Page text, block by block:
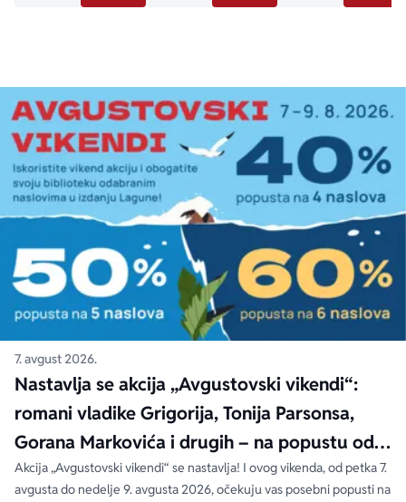
7. avgust 2026.
Nastavlja se akcija „Avgustovski vikendi“:
romani vladike Grigorija, Tonija Parsonsa,
Gorana Markovića i drugih – na popustu od
čak 40, 50 i 60%
Akcija „Avgustovski vikendi“ se nastavlja! I ovog vikenda, od petka 7.
avgusta do nedelje 9. avgusta 2026, očekuju vas posebni popusti na